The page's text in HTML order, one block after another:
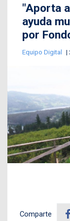
"Aporta
ayuda
por
Equipo Digital
Comparte